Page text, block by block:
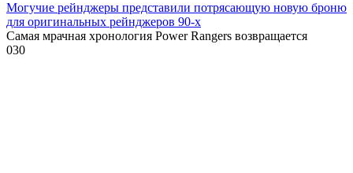
Могучие рейнджеры представили потрясающую новую броню
для оригинальных рейнджеров 90-х
Самая мрачная хронология Power Rangers возвращается
030